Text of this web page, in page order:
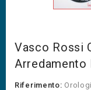
Vasco Rossi
Arredamento
Riferimento: